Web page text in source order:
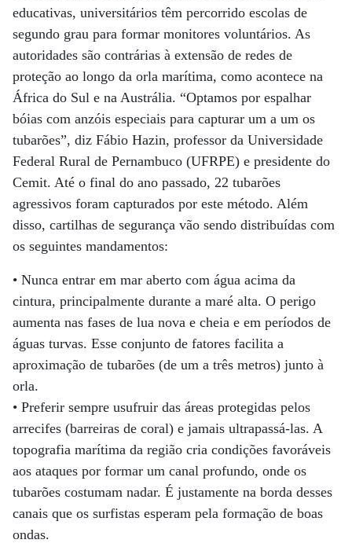
educativas, universitários têm percorrido escolas de
segundo grau para formar monitores voluntários. As
autoridades são contrárias à extensão de redes de
proteção ao longo da orla marítima, como acontece na
África do Sul e na Austrália. “Optamos por espalhar
bóias com anzóis especiais para capturar um a um os
tubarões”, diz Fábio Hazin, professor da Universidade
Federal Rural de Pernambuco (UFRPE) e presidente do
Cemit. Até o final do ano passado, 22 tubarões
agressivos foram capturados por este método. Além
disso, cartilhas de segurança vão sendo distribuídas com
os seguintes mandamentos:
• Nunca entrar em mar aberto com água acima da
cintura, principalmente durante a maré alta. O perigo
aumenta nas fases de lua nova e cheia e em períodos de
águas turvas. Esse conjunto de fatores facilita a
aproximação de tubarões (de um a três metros) junto à
orla.
• Preferir sempre usufruir das áreas protegidas pelos
arrecifes (barreiras de coral) e jamais ultrapassá-las. A
topografia marítima da região cria condições favoráveis
aos ataques por formar um canal profundo, onde os
tubarões costumam nadar. É justamente na borda desses
canais que os surfistas esperam pela formação de boas
ondas.